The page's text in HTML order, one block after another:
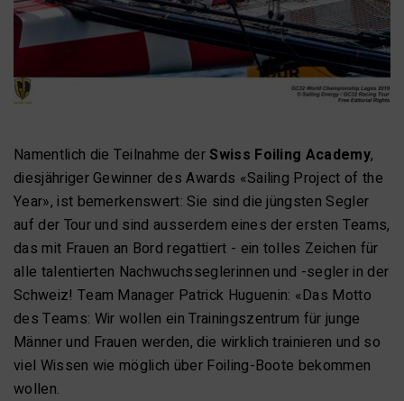
Namentlich die Teilnahme derSwiss Foiling Academy,
diesjähriger Gewinner des Awards «Sailing Project of the
Year», ist bemerkenswert: Sie sind die jüngsten Segler
auf der Tour und sind ausserdem eines der ersten Teams,
das mit Frauen an Bord regattiert - ein tolles Zeichen für
alle talentierten Nachwuchsseglerinnen und -segler in der
Schweiz! Team Manager Patrick Huguenin: «Das Motto
des Teams: Wir wollen ein Trainingszentrum für junge
Männer und Frauen werden, die wirklich trainieren und so
viel Wissen wie möglich über Foiling-Boote bekommen
wollen.